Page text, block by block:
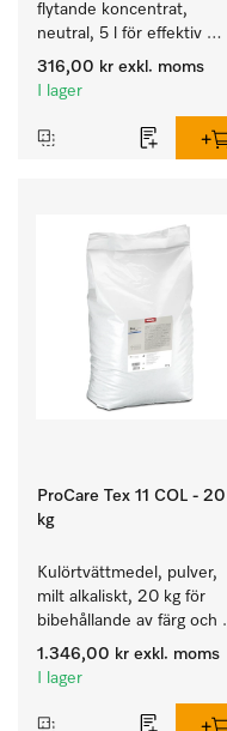
flytande koncentrat,
neutral, 5 l för effektiv
borttagning av fettbaserad
smuts.
316,00 kr exkl. moms
I lager
ProCare Tex 11 COL - 20
kg
Kulörtvättmedel, pulver,
milt alkaliskt, 20 kg för
bibehållande av färg och
rengöring av kulörtvätt.
1.346,00 kr exkl. moms
I lager